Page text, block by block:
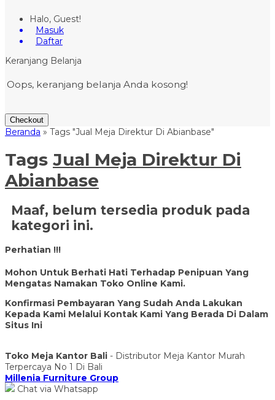
Halo, Guest!
Masuk
Daftar
Keranjang Belanja
Oops, keranjang belanja Anda kosong!
Checkout
Beranda » Tags "Jual Meja Direktur Di Abianbase"
Tags Jual Meja Direktur Di
Abianbase
Maaf, belum tersedia produk pada
kategori ini.
Perhatian !!!
Mohon Untuk Berhati Hati Terhadap Penipuan Yang
Mengatas Namakan Toko Online Kami.
Konfirmasi Pembayaran Yang Sudah Anda Lakukan
Kepada Kami Melalui Kontak Kami Yang Berada Di Dalam
Situs Ini
Toko Meja Kantor Bali - Distributor Meja Kantor Murah
Terpercaya No 1 Di Bali
Millenia Furniture Group
Chat via Whatsapp